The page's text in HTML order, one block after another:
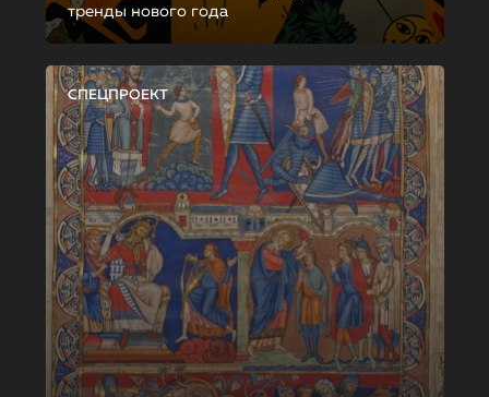
тренды нового года
СПЕЦПРОЕКТ